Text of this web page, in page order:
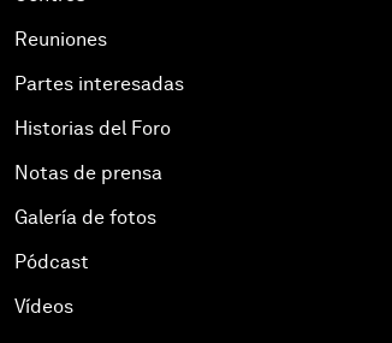
Reuniones
Partes interesadas
Historias del Foro
Notas de prensa
Galería de fotos
Pódcast
Vídeos